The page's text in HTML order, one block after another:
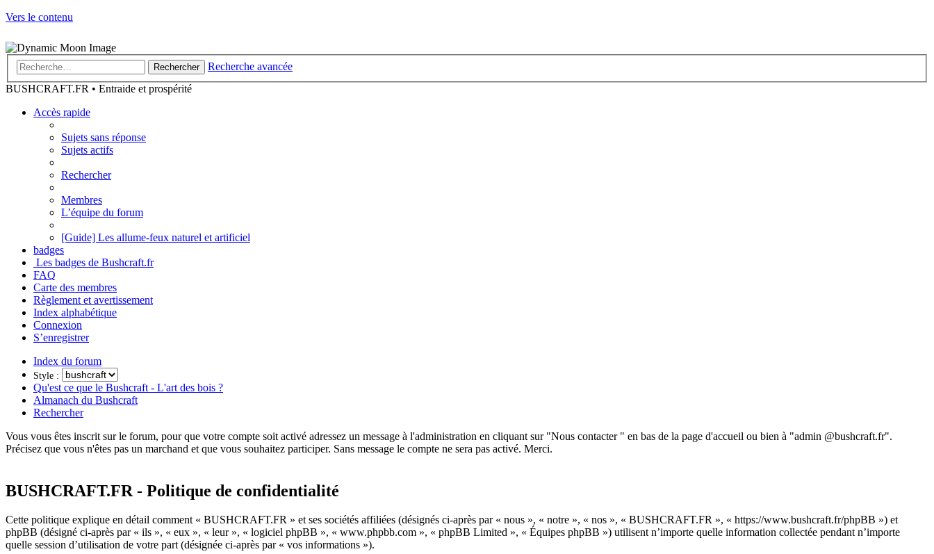
Vers le contenu
Rechercher
Recherche avancée
BUSHCRAFT.FR • Entraide et prospérité
Accès rapide
Sujets sans réponse
Sujets actifs
Rechercher
Membres
L’équipe du forum
[Guide] Les allume-feux naturel et artificiel
badges
Les badges de Bushcraft.fr
FAQ
Carte des membres
Règlement et avertissement
Index alphabétique
Connexion
S’enregistrer
Index du forum
Style :
Qu'est ce que le Bushcraft - L'art des bois ?
Almanach du Bushcraft
Rechercher
Vous vous êtes inscrit sur le forum, pour que votre compte soit activé adressez un message à l'administration en cliquant sur "Nous contacter " en bas de la page d'accueil ou bien à "admin @bushcraft.fr".
Précisez que vous n'êtes pas un marchand et que vous souhaitez participer. Sans message le compte ne sera pas activé. Merci.
BUSHCRAFT.FR - Politique de confidentialité
Cette politique explique en détail comment « BUSHCRAFT.FR » et ses sociétés affiliées (désignés ci-après par « nous », « notre », « nos », « BUSHCRAFT.FR », « https://www.bushcraft.fr/phpBB ») et
phpBB (désigné ci-après par « ils », « eux », « leur », « logiciel phpBB », « www.phpbb.com », « phpBB Limited », « Équipes phpBB ») utilisent n’importe quelle information collectée pendant n’importe
quelle session d’utilisation de votre part (désignée ci-après par « vos informations »).